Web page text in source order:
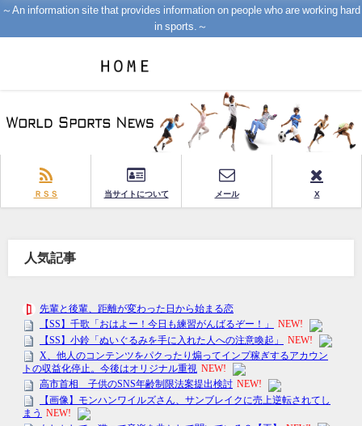
～An information site that provides information on people who are working hard
in sports.～
ＲＳＳ 当サイトについて メール X
人気記事